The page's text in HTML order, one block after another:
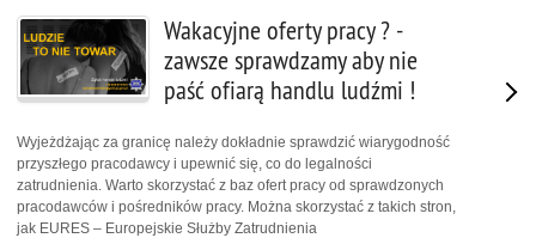
Wakacyjne oferty pracy ? -
zawsze sprawdzamy aby nie
paść ofiarą handlu ludźmi !
Wyjeżdżając za granicę należy dokładnie sprawdzić wiarygodność
przyszłego pracodawcy i upewnić się, co do legalności
zatrudnienia. Warto skorzystać z baz ofert pracy od sprawdzonych
pracodawców i pośredników pracy. Można skorzystać z takich stron,
jak EURES – Europejskie Służby Zatrudnienia